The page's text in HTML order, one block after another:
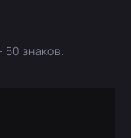
знаков.